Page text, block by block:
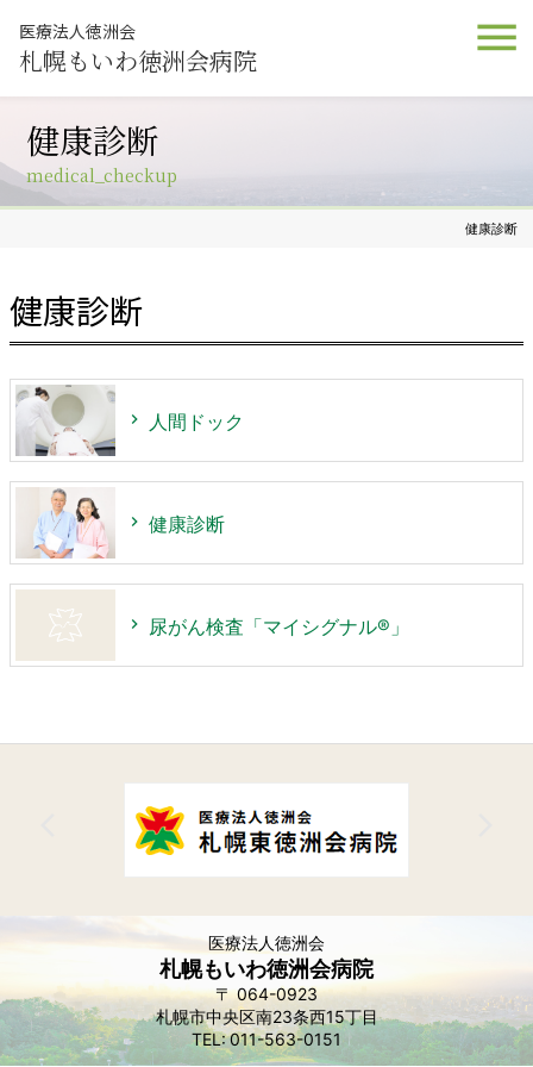
医療法人徳洲会
札幌もいわ徳洲会病院
健康診断
medical_checkup
健康診断
健康診断
人間ドック
健康診断
尿がん検査「マイシグナル®︎」
医療法人徳洲会
札幌もいわ徳洲会病院
064-0923
札幌市中央区南23条西15丁目
011-563-0151